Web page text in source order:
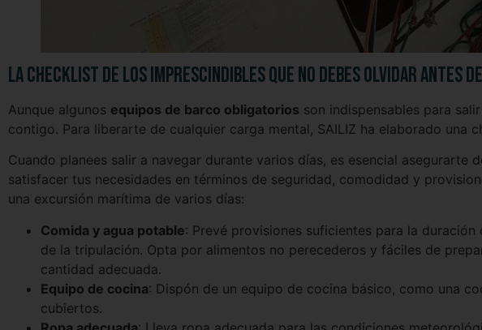
La checklist de los imprescindibles que no debes olvidar antes
Aunque algunos equipos de barco obligatorios son indispensables para
contigo. Para liberarte de cualquier carga mental, SAILIZ ha elaborado una
Cuando planees salir a navegar durante varios días, es esencial asegurarte
satisfacer tus necesidades en términos de seguridad, comodidad y
una excursión marítima de varios días:
Comida y agua potable: Prevé provisiones suficientes para la
de la tripulación. Opta por alimentos no perecederos y fáciles de
cantidad adecuada.
Equipo de cocina: Dispón de un equipo de cocina básico, como una
cubiertos.